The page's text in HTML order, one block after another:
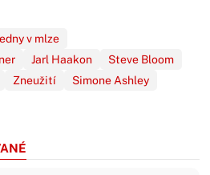
v mlze
Jarl Haakon
Steve Bloom
Zneužití
Simone Ashley